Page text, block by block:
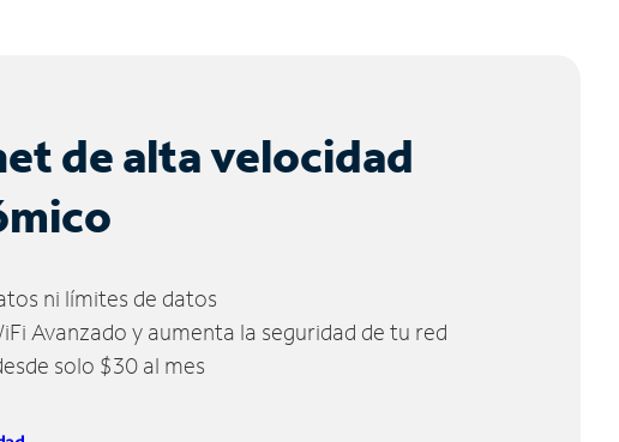
de alta velocidad
ni límites de datos
Avanzado y aumenta la seguridad de tu red
solo $30 al mes